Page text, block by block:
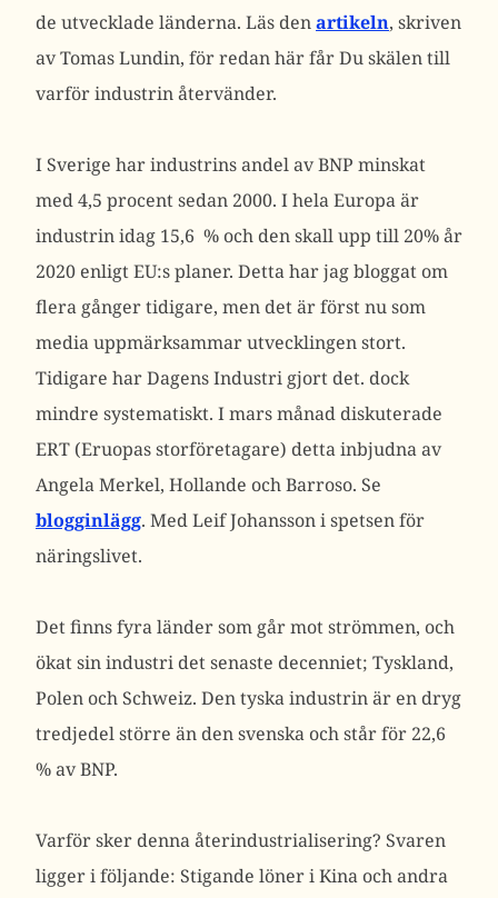
de utvecklade länderna. Läs denartikeln, skriven
av Tomas Lundin, för redan här får Du skälen till
varför industrin återvänder.
I Sverige har industrins andel av BNP minskat
med 4,5 procent sedan 2000. I hela Europa är
industrin idag 15,6 % och den skall upp till 20% år
2020 enligt EU:s planer. Detta har jag bloggat om
flera gånger tidigare, men det är först nu som
media uppmärksammar utvecklingen stort.
Tidigare har Dagens Industri gjort det. dock
mindre systematiskt. I mars månad diskuterade
ERT (Eruopas storföretagare) detta inbjudna av
Angela Merkel, Hollande och Barroso. Se
blogginlägg. Med Leif Johansson i spetsen för
näringslivet.
Det finns fyra länder som går mot strömmen, och
ökat sin industri det senaste decenniet; Tyskland,
Polen och Schweiz. Den tyska industrin är en dryg
tredjedel större än den svenska och står för 22,6
% av BNP.
Varför sker denna återindustrialisering? Svaren
ligger i följande: Stigande löner i Kina och andra